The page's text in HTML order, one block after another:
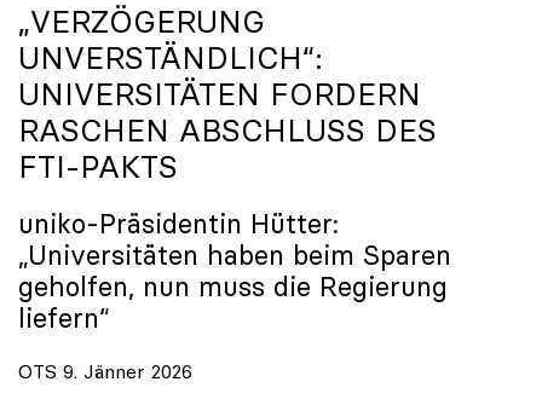
„VERZÖGERUNG
UNVERSTÄNDLICH“:
UNIVERSITÄTEN FORDERN
RASCHEN ABSCHLUSS DES
FTI-PAKTS
uniko-Präsidentin Hütter:
„Universitäten haben beim Sparen
geholfen, nun muss die Regierung
liefern“
OTS 9. Jänner 2026